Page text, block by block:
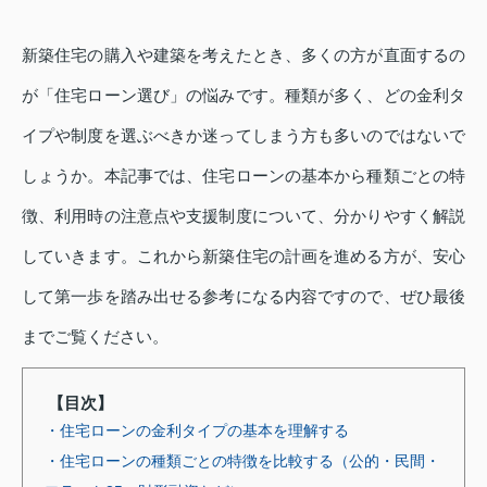
新築住宅の購入や建築を考えたとき、多くの方が直面するの
が「住宅ローン選び」の悩みです。種類が多く、どの金利タ
イプや制度を選ぶべきか迷ってしまう方も多いのではないで
しょうか。本記事では、住宅ローンの基本から種類ごとの特
徴、利用時の注意点や支援制度について、分かりやすく解説
していきます。これから新築住宅の計画を進める方が、安心
して第一歩を踏み出せる参考になる内容ですので、ぜひ最後
までご覧ください。
【目次】
・住宅ローンの金利タイプの基本を理解する
・住宅ローンの種類ごとの特徴を比較する（公的・民間・